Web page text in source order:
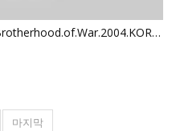
마지막